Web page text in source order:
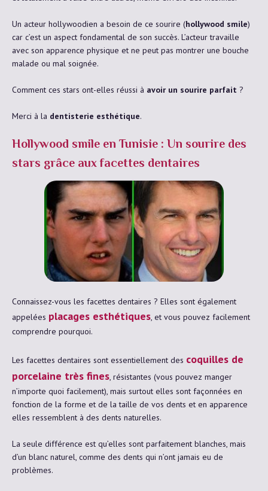
Un acteur hollywoodien a besoin de ce sourire (hollywood smile)
car c’est un aspect fondamental de son succès. L’acteur travaille
avec son apparence physique et ne peut pas montrer une bouche
malade ou mal soignée.
Comment ces stars ont-elles réussi à avoir un sourire parfait ?
Merci à la dentisterie esthétique.
Hollywood smile en Tunisie : Un sourire des
stars grâce aux facettes dentaires
Connaissez-vous les facettes dentaires ? Elles sont également
appelées placages esthétiques, et vous pouvez facilement
comprendre pourquoi.
Les facettes dentaires sont essentiellement des coquilles de
porcelaine très fines, résistantes (vous pouvez manger
n’importe quoi facilement), mais surtout elles sont façonnées en
fonction de la forme et de la taille de vos dents et en apparence
elles ressemblent à des dents naturelles.
La seule différence est qu’elles sont parfaitement blanches, mais
d’un blanc naturel, comme des dents qui n’ont jamais eu de
problèmes.